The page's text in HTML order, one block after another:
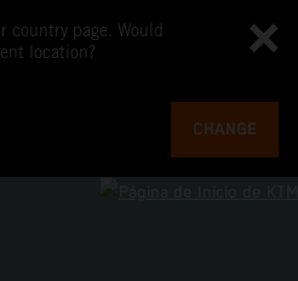
country page. Would
location?
CHANGE